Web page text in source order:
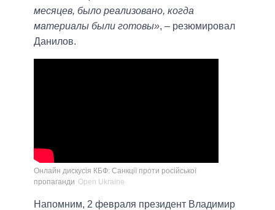
месяцев, было реализовано, когда
материалы были готовы», – резюмировал
Данилов.
Онлайн дискусія КБФ: Санкції проти російської
пропаганди Open Ukraine
Напомним, 2 февраля президент Владимир